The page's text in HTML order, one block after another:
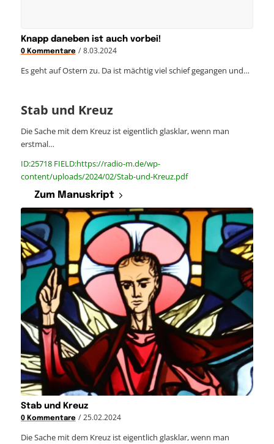
Knapp daneben ist auch vorbei!
0 Kommentare / 8.03.2024
Es geht auf Ostern zu. Da ist mächtig viel schief gegangen und…
Stab und Kreuz
Die Sache mit dem Kreuz ist eigentlich glasklar, wenn man
erstmal…
ID:25718 FIELD:https://radio-m.de/wp-
content/uploads/2024/02/Stab-und-Kreuz.pdf
Zum Manuskript
Stab und Kreuz
0 Kommentare / 25.02.2024
Die Sache mit dem Kreuz ist eigentlich glasklar, wenn man